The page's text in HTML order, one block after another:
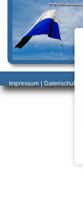
Impressum | Datenschutz